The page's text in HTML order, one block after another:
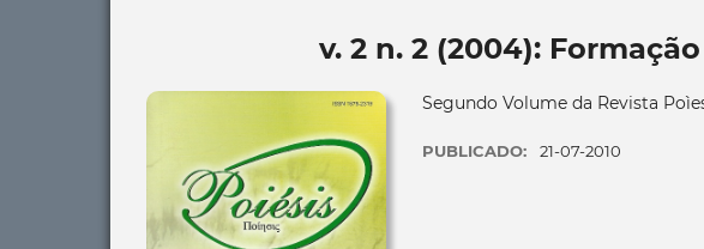
v. 2 n. 2 (2004):
Segundo Volume da Revista
PUBLICADO: 21-07-2010